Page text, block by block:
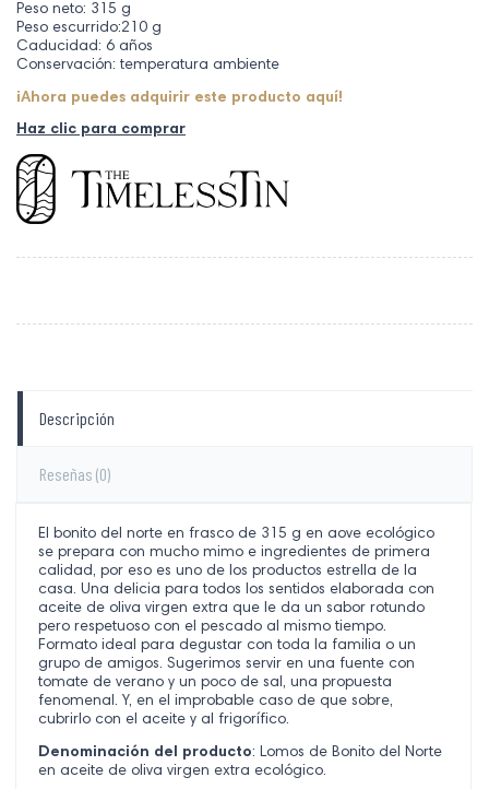
Peso neto: 315 g
Peso escurrido:210 g
Caducidad: 6 años
Conservación: temperatura ambiente
¡Ahora puedes adquirir este producto aquí!
Haz clic para comprar
Descripción
Reseñas (0)
El bonito del norte en frasco de 315 g en aove ecológico
se prepara con mucho mimo e ingredientes de primera
calidad, por eso es uno de los productos estrella de la
casa. Una delicia para todos los sentidos elaborada con
aceite de oliva virgen extra que le da un sabor rotundo
pero respetuoso con el pescado al mismo tiempo.
Formato ideal para degustar con toda la familia o un
grupo de amigos. Sugerimos servir en una fuente con
tomate de verano y un poco de sal, una propuesta
fenomenal. Y, en el improbable caso de que sobre,
cubrirlo con el aceite y al frigorífico.
Denominación del producto: Lomos de Bonito del Norte
en aceite de oliva virgen extra ecológico.